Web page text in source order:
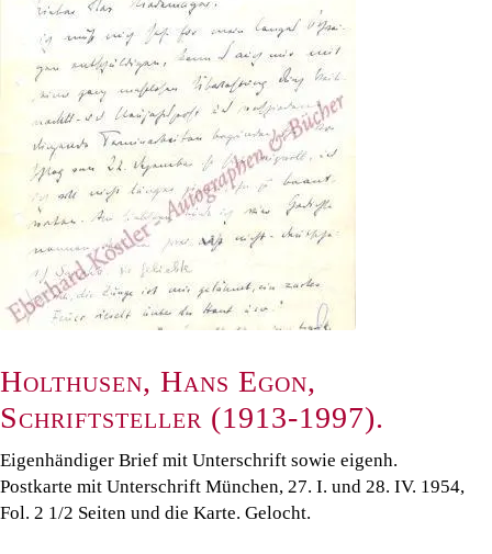
Holthusen, Hans Egon,
Schriftsteller (1913-1997).
Eigenhändiger Brief mit Unterschrift sowie eigenh.
Postkarte mit Unterschrift München, 27. I. und 28. IV. 1954,
Fol. 2 1/2 Seiten und die Karte. Gelocht.